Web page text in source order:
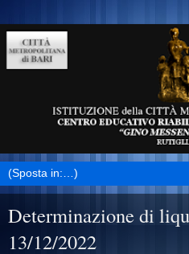
Determinazione di
13/12/2022